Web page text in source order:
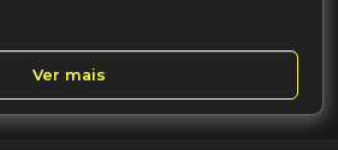
Ver mais